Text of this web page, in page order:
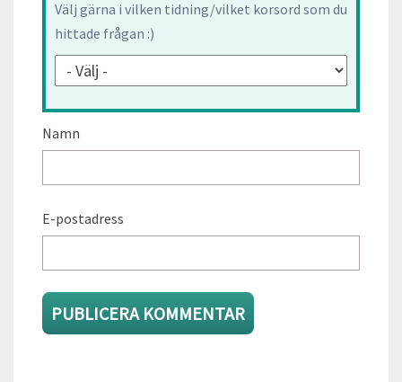
Välj gärna i vilken tidning/vilket korsord som du
hittade frågan :)
Namn
E-postadress